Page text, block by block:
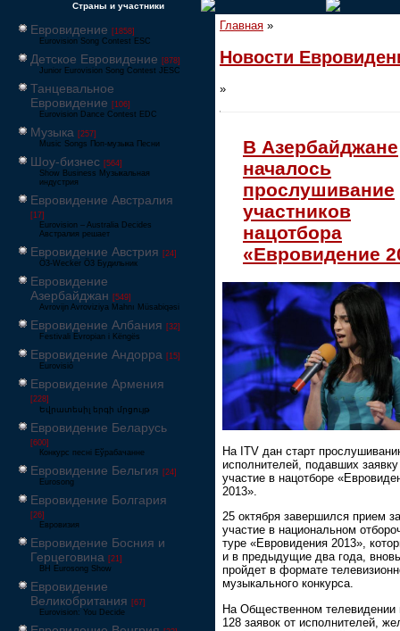
Страны и участники
Евровидение [1858]
Eurovision Song Contest ESC
Детское Евровидение [878]
Junior Eurovision Song Contest JESC
Танцевальное
Евровидение [106]
Eurovision Dance Contest EDC
Музыка [257]
Music Songs Поп-музыка Песни
Шоу-бизнес [564]
Show Business Музыкальная
индустрия
Евровидение Австралия
[17]
Eurovision – Australia Decides
Австралия решает
Евровидение Австрия [24]
Ö3-Wecker Ö3 Будильник
Евровидение
Азербайджан [549]
Avrovijn Avroviziya Mahnı Müsabiqəsi
Евровидение Албания [32]
Festivali Evropian i Këngës
Евровидение Андорра [15]
Eurovisió
Евровидение Армения
[228]
Եվրատեսիլ երգի մրցույթ
Евровидение Беларусь
[600]
Конкурс песні Еўрабачанне
Евровидение Бельгия [24]
Eurosong
Евровидение Болгария
[26]
Евровизия
Евровидение Босния и
Герцеговина [21]
BH Eurosong Show
Евровидение
Великобритания [67]
Eurovision: You Decide
Главная »
Новости
»
В Азербайджане
началось
прослушивание
участников
нацотбора
«Евровидение
На ITV дан старт
исполнителей, подавших
участие в нацотборе
2013».
25 октября завершился прием
участие в национальном
туре «Евровидения 2013»,
и в предыдущие два года, вновь
пройдет в формате
музыкального конкурса.
На Общественном телевидении
128 заявок от исполнителей,